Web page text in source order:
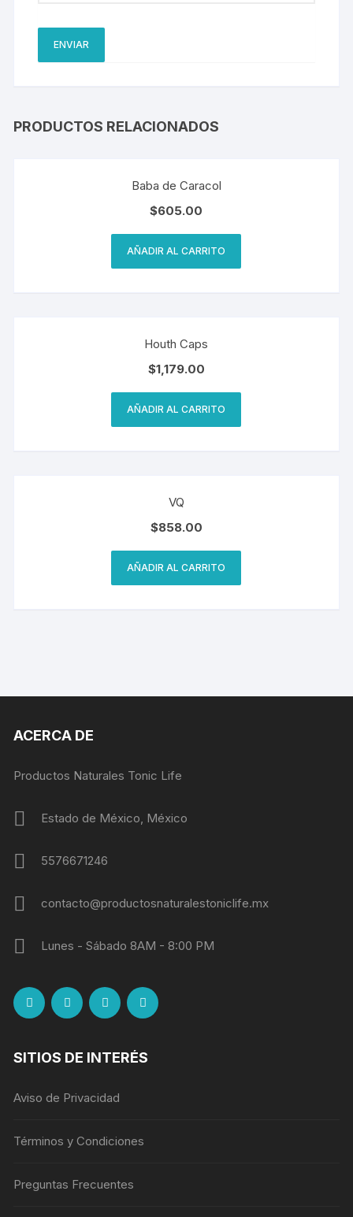
PRODUCTOS RELACIONADOS
Baba de Caracol
$605.00
AÑADIR AL CARRITO
Houth Caps
$1,179.00
AÑADIR AL CARRITO
VQ
$858.00
AÑADIR AL CARRITO
ACERCA DE
Productos Naturales Tonic Life
Estado de México, México
5576671246
contacto@productosnaturalestoniclife.mx
Lunes - Sábado 8AM - 8:00 PM
SITIOS DE INTERÉS
Aviso de Privacidad
Términos y Condiciones
Preguntas Frecuentes